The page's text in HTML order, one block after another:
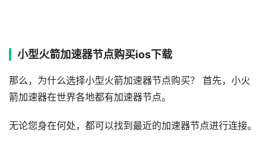
小型火箭加速器节点购买ios下载
那么，为什么选择小型火箭加速器节点购买？ 首先，小火
箭加速器在世界各地都有加速器节点。
无论您身在何处，都可以找到最近的加速器节点进行连接。